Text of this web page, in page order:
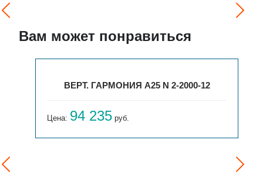
Вам может понравиться
ВЕРТ. ГАРМОНИЯ А25 N 2-2000-12
Цена:94 235руб.